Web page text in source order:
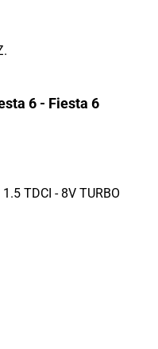
6 - Fiesta 6
TDCI - 8V TURBO